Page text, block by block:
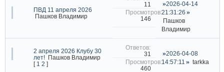
ПВД 11 апреля 2026
Пашков Владимир
11
146
2026-04-14
21:31:26
Пашков
Владимир
2 апреля 2026 Клубу 30
лет!
Пашков Владимир
[ 1 2 ]
31
460
2026-04-08
14:57:11
tarkka